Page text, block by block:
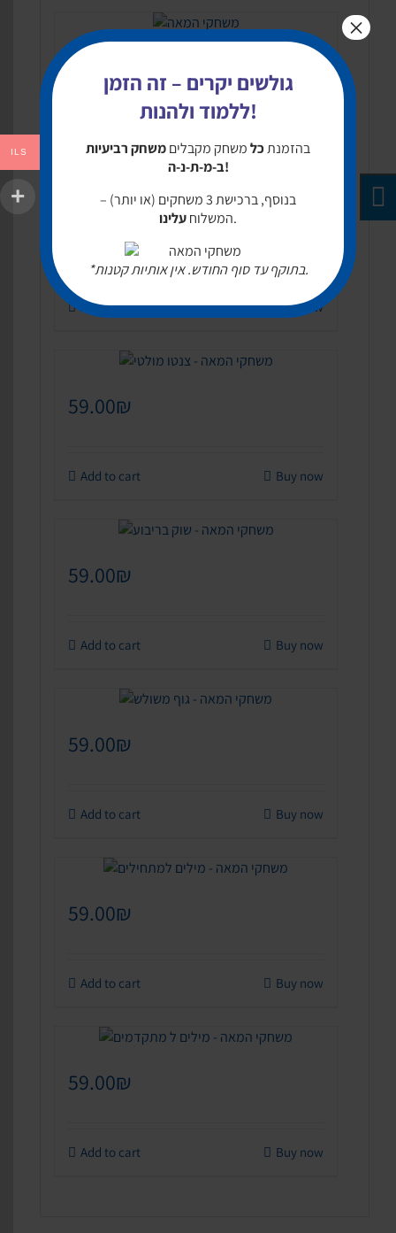
59.00
₪
Add to cart Buy now
59.00₪
Add to cart Buy now
59.00₪
Add to cart Buy now
59.00₪
Add to cart Buy now
59.00₪
Add to cart Buy now
59.00₪
Add to cart Buy now
גולשים יקרים – זה הזמן
ללמוד ולהנות!
בהזמנתכלמשחק מקבליםמשחק רביעיות
ב-מ-ת-נ-ה!
בנוסף, ברכישת 3 משחקים (או יותר) –
המשלוחעלינו .
*בתוקף עד סוף החודש. אין אותיות קטנות.
×
ILS